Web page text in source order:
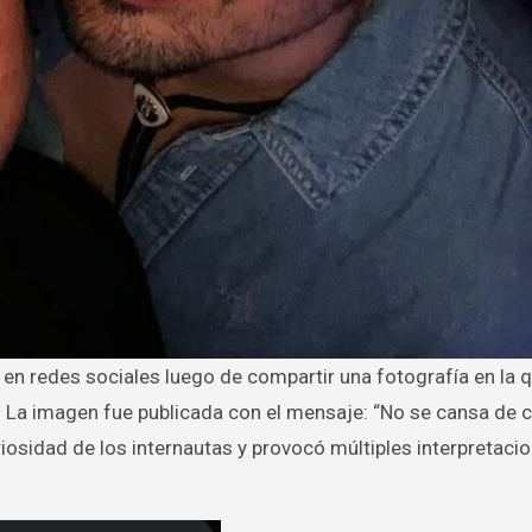
imagen fue publicada con el mensaje: “No se cansa de
de los internautas y provocó múltiples